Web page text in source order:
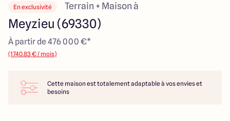
Votre projet
Qui sommes-nous
Maisons ARLOGIS Lyon Est
En exclusivité Terrain + Maison à
Meyzieu (69330)
À partir de 476 000 €*
(1740.83 € / mois)
Cette maison est totalement adaptable à vos envies et
besoins